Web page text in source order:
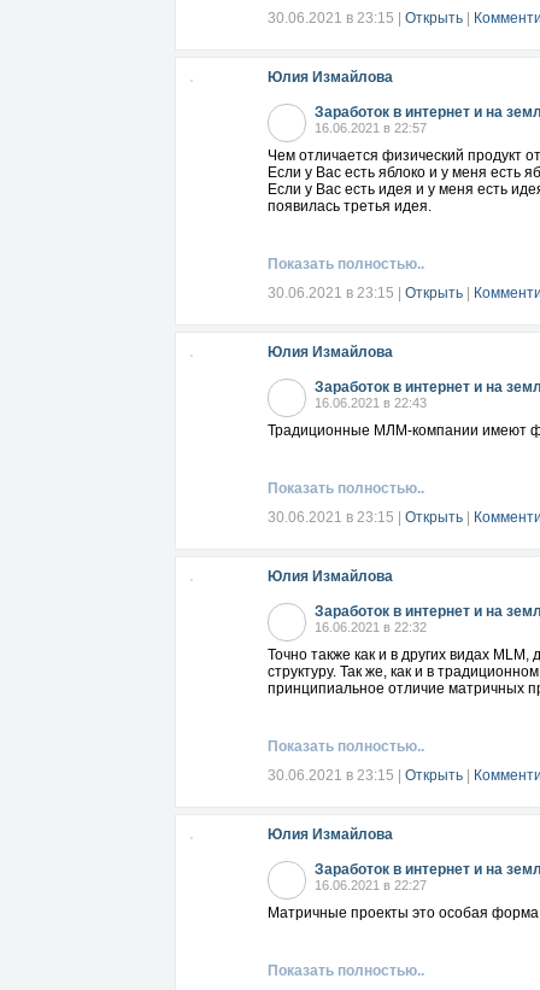
30.06.2021 в 23:15 Открыть
Юлия Измайлова
Заработок в интернет и на
16.06.2021 в 22:57
Чем отличается физический продукт
Если у Вас есть яблоко и у меня есть
Если у Вас есть идея и у меня есть
появилась третья идея.
Показать полностью..
30.06.2021 в 23:15
Открыть
Юлия Измайлова
Заработок в интернет и на
16.06.2021 в 22:43
Традиционные МЛМ-компании имеют
Показать полностью..
30.06.2021 в 23:15
Открыть
Юлия Измайлова
Заработок в интернет и на
16.06.2021 в 22:32
Точно также как и в других видах
структуру. Так же, как и в
принципиальное отличие матричных
Показать полностью..
30.06.2021 в 23:15
Открыть
Юлия Измайлова
Заработок в интернет и на
16.06.2021 в 22:27
Матричные проекты это особая форма
Показать полностью..